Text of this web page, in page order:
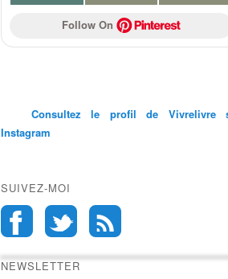
Follow On
Consultez le profil de Vivrelivre
Instagram
SUIVEZ-MOI
NEWSLETTER